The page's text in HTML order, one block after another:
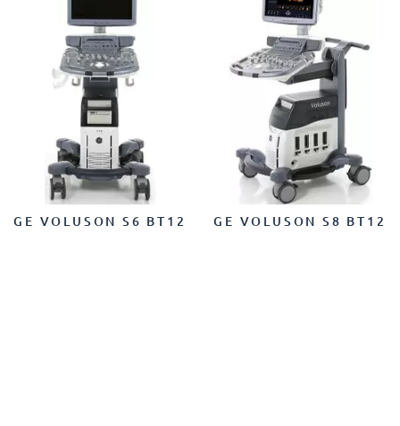
GE VOLUSON S6 BT12 GE VOLUSON S8 BT12